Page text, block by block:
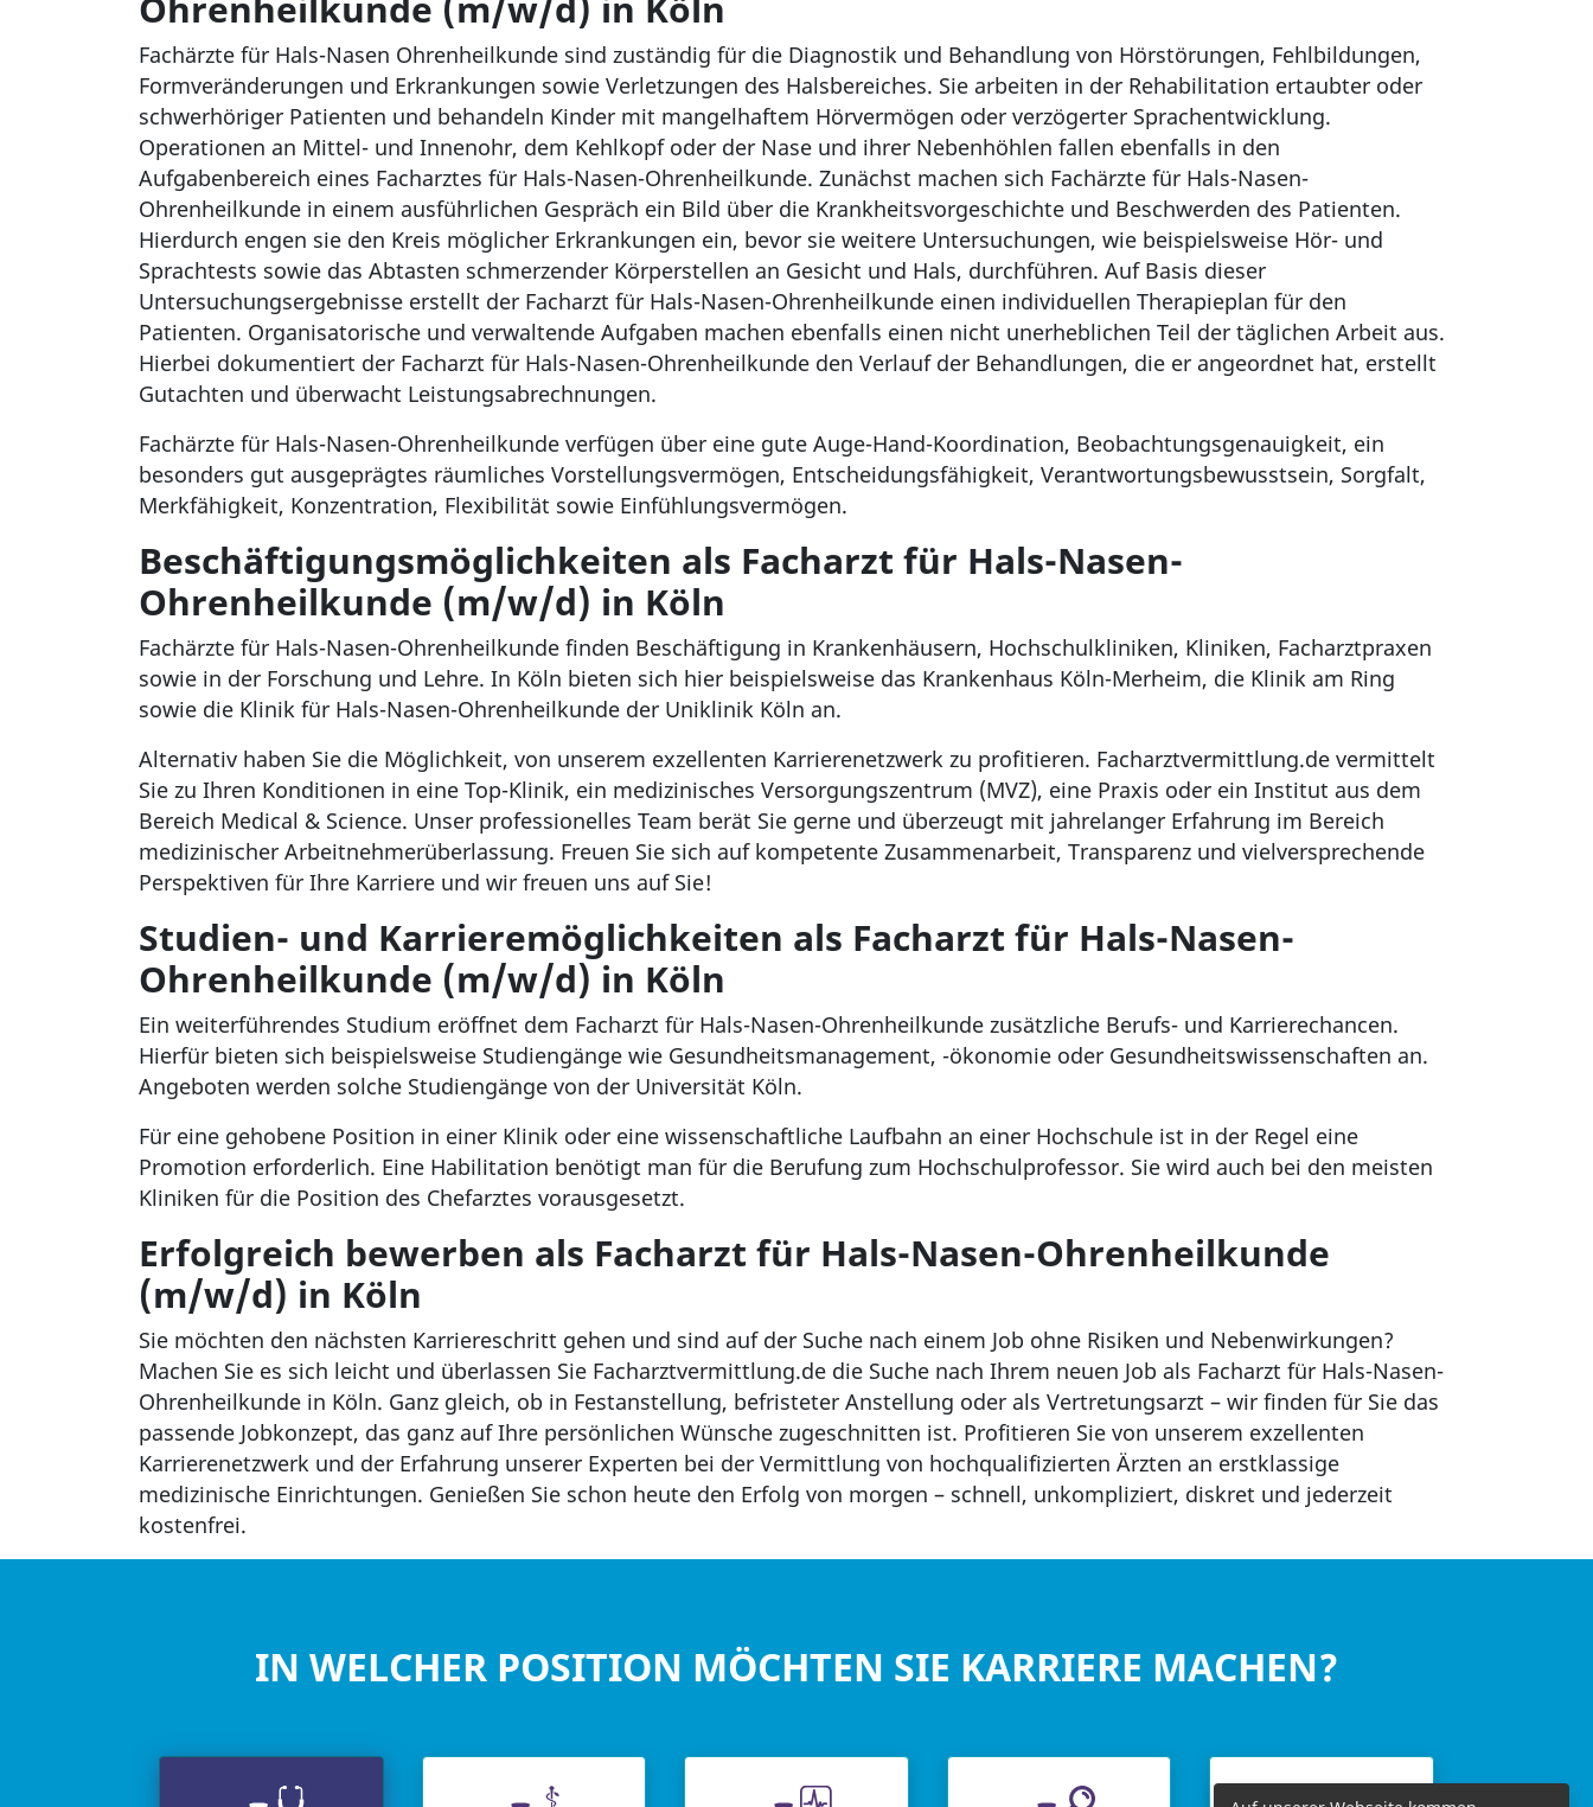
Fachärzte für Hals-Nasen Ohrenheilkunde sind zuständig für die Diagnostik und Behandlung von Hörstörungen, Fehlbildungen,
Formveränderungen und Erkrankungen sowie Verletzungen des Halsbereiches. Sie arbeiten in der Rehabilitation ertaubter oder
schwerhöriger Patienten und behandeln Kinder mit mangelhaftem Hörvermögen oder verzögerter Sprachentwicklung.
Operationen an Mittel- und Innenohr, dem Kehlkopf oder der Nase und ihrer Nebenhöhlen fallen ebenfalls in den
Aufgabenbereich eines Facharztes für Hals-Nasen-Ohrenheilkunde. Zunächst machen sich Fachärzte für Hals-Nasen-
Ohrenheilkunde in einem ausführlichen Gespräch ein Bild über die Krankheitsvorgeschichte und Beschwerden des Patienten.
Hierdurch engen sie den Kreis möglicher Erkrankungen ein, bevor sie weitere Untersuchungen, wie beispielsweise Hör- und
Sprachtests sowie das Abtasten schmerzender Körperstellen an Gesicht und Hals, durchführen. Auf Basis dieser
Untersuchungsergebnisse erstellt der Facharzt für Hals-Nasen-Ohrenheilkunde einen individuellen Therapieplan für den
Patienten. Organisatorische und verwaltende Aufgaben machen ebenfalls einen nicht unerheblichen Teil der täglichen Arbeit aus.
Hierbei dokumentiert der Facharzt für Hals-Nasen-Ohrenheilkunde den Verlauf der Behandlungen, die er angeordnet hat, erstellt
Gutachten und überwacht Leistungsabrechnungen.
Fachärzte für Hals-Nasen-Ohrenheilkunde verfügen über eine gute Auge-Hand-Koordination, Beobachtungsgenauigkeit, ein
besonders gut ausgeprägtes räumliches Vorstellungsvermögen, Entscheidungsfähigkeit, Verantwortungsbewusstsein, Sorgfalt,
Merkfähigkeit, Konzentration, Flexibilität sowie Einfühlungsvermögen.
Beschäftigungsmöglichkeiten als Facharzt für Hals-Nasen-
Ohrenheilkunde (m/w/d) in Köln
Fachärzte für Hals-Nasen-Ohrenheilkunde finden Beschäftigung in Krankenhäusern, Hochschulkliniken, Kliniken, Facharztpraxen
sowie in der Forschung und Lehre. In Köln bieten sich hier beispielsweise das Krankenhaus Köln-Merheim, die Klinik am Ring
sowie die Klinik für Hals-Nasen-Ohrenheilkunde der Uniklinik Köln an.
Alternativ haben Sie die Möglichkeit, von unserem exzellenten Karrierenetzwerk zu profitieren. Facharztvermittlung.de vermittelt
Sie zu Ihren Konditionen in eine Top-Klinik, ein medizinisches Versorgungszentrum (MVZ), eine Praxis oder ein Institut aus dem
Bereich Medical & Science. Unser professionelles Team berät Sie gerne und überzeugt mit jahrelanger Erfahrung im Bereich
medizinischer Arbeitnehmerüberlassung. Freuen Sie sich auf kompetente Zusammenarbeit, Transparenz und vielversprechende
Perspektiven für Ihre Karriere und wir freuen uns auf Sie!
Studien- und Karrieremöglichkeiten als Facharzt für Hals-Nasen-
Ohrenheilkunde (m/w/d) in Köln
Ein weiterführendes Studium eröffnet dem Facharzt für Hals-Nasen-Ohrenheilkunde zusätzliche Berufs- und Karrierechancen.
Hierfür bieten sich beispielsweise Studiengänge wie Gesundheitsmanagement, -ökonomie oder Gesundheitswissenschaften an.
Angeboten werden solche Studiengänge von der Universität Köln.
Für eine gehobene Position in einer Klinik oder eine wissenschaftliche Laufbahn an einer Hochschule ist in der Regel eine
Promotion erforderlich. Eine Habilitation benötigt man für die Berufung zum Hochschulprofessor. Sie wird auch bei den meisten
Kliniken für die Position des Chefarztes vorausgesetzt.
Erfolgreich bewerben als Facharzt für Hals-Nasen-Ohrenheilkunde
(m/w/d) in Köln
Sie möchten den nächsten Karriereschritt gehen und sind auf der Suche nach einem Job ohne Risiken und Nebenwirkungen?
Machen Sie es sich leicht und überlassen Sie Facharztvermittlung.de die Suche nach Ihrem neuen Job als Facharzt für Hals-Nasen-
Ohrenheilkunde in Köln. Ganz gleich, ob in Festanstellung, befristeter Anstellung oder als Vertretungsarzt – wir finden für Sie das
passende Jobkonzept, das ganz auf Ihre persönlichen Wünsche zugeschnitten ist. Profitieren Sie von unserem exzellenten
Karrierenetzwerk und der Erfahrung unserer Experten bei der Vermittlung von hochqualifizierten Ärzten an erstklassige
medizinische Einrichtungen. Genießen Sie schon heute den Erfolg von morgen – schnell, unkompliziert, diskret und jederzeit
kostenfrei.
IN WELCHER POSITION MÖCHTEN SIE KARRIERE MACHEN?